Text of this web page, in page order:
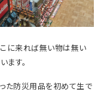
に来れば無い物は無い
ます。
た防災用品を初めて生で